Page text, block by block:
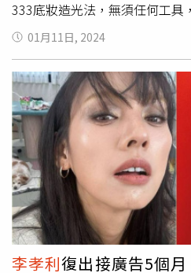
333底妝造光法，無須任何工具
透的完美原生底妝怎麼畫！（
席彩妝師獨家公開333底妝造
就能打造出完美又造光的底妝
遮瑕力up的秘訣以指腹輕輕均勻
推抹開，像是NARS的 #小光瓶
地』，絲滑鎖水超保濕的質地，
NARS 裸光肌萃粉底精華30ml/
Step 2. 用按壓的打造水感淨透
餘溫，將粉底中保養成分慢慢按
度外，服貼度也更升級！Step
光澤感up最後使用指腹快速彈拍
亮，在鏡頭下的肌膚更加立體！
遮瑕，像是NARS妝點甜心遮瑕
01月11日, 2024
李孝利復出接廣告5個